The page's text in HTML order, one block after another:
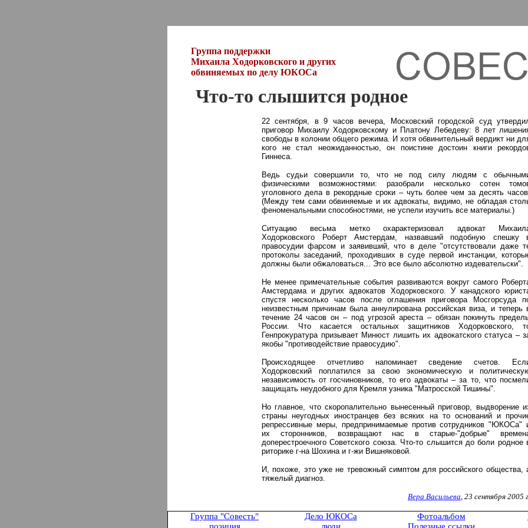
Группа поддержки
Михаила Ходорковского и других
обвиняемых по делу ЮКОСа
Что-то слышится родное
22 сентября, в 9 часов вечера, Московский городской суд
приговор Михаилу Ходорковскому и Платону Лебедеву: 8 лет
свободы в колонии общего режима. И хотя обвинительный вердикт ни
кого не стал неожиданностью, он поистине достоин книги
Гиннеса.
Ведь судьи совершили то, что не под силу людям с
физическими возможностями: разобрали несколько сотен
уголовного дела в рекордные сроки – чуть более чем за десять
(Между тем сами обвиняемые и их адвокаты, видимо, не обладая
феноменальными способностями, не успели изучить все материалы.)
Ситуацию весьма метко охарактеризовал адвокат
Ходорковского Роберт Амстердам, назвавший подобную спешку
правосудии фарсом и заявивший, что в деле "отсутствовали даже
протоколы заседаний, проходивших в суде первой инстанции,
должны были обжаловаться... Это все было абсолютно издевательски".
Не менее примечательные события развиваются вокруг самого
Амстердама и других адвокатов Ходорковского. У канадского
спустя несколько часов после оглашения приговора Мосгорсуда
неизвестным причинам была аннулирована российская виза, и теперь
течение 24 часов он – под угрозой ареста – обязан покинуть
России. Что касается остальных защитников Ходорковского,
Генпрокуратура призывает Минюст лишить их адвокатского статуса –
якобы "противодействие правосудию".
Происходящее отчетливо напоминает сведение счетов.
Ходорковский поплатился за свою экономическую и
независимость от госчиновников, то его адвокаты – за то, что
защищать неудобного для Кремля узника "Матросской Тишины".
Но главное, что скоропалительно вынесенный приговор, выдворение
страны неугодных иностранцев без всяких на то оснований и
репрессивные меры, предпринимаемые против сотрудников "ЮКОСа"
их сторонников, возвращают нас в старые-"добрые"
доперестроечного Советского союза. Что-то слышится до боли родное
риторике г-на Шохина и г-жи Вишняковой.
И, похоже, это уже не тревожный симптом для российского общества,
тяжелый диагноз.
Вера Васильева, 23 сентября 2005
Группа "Совесть"
Дело ЮКОСа
Фотоальбом